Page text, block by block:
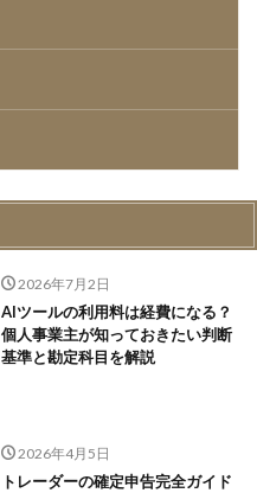
2026年7月2日
AIツールの利用料は経費になる？
個人事業主が知っておきたい判断
基準と勘定科目を解説
2026年4月5日
トレーダーの確定申告完全ガイド